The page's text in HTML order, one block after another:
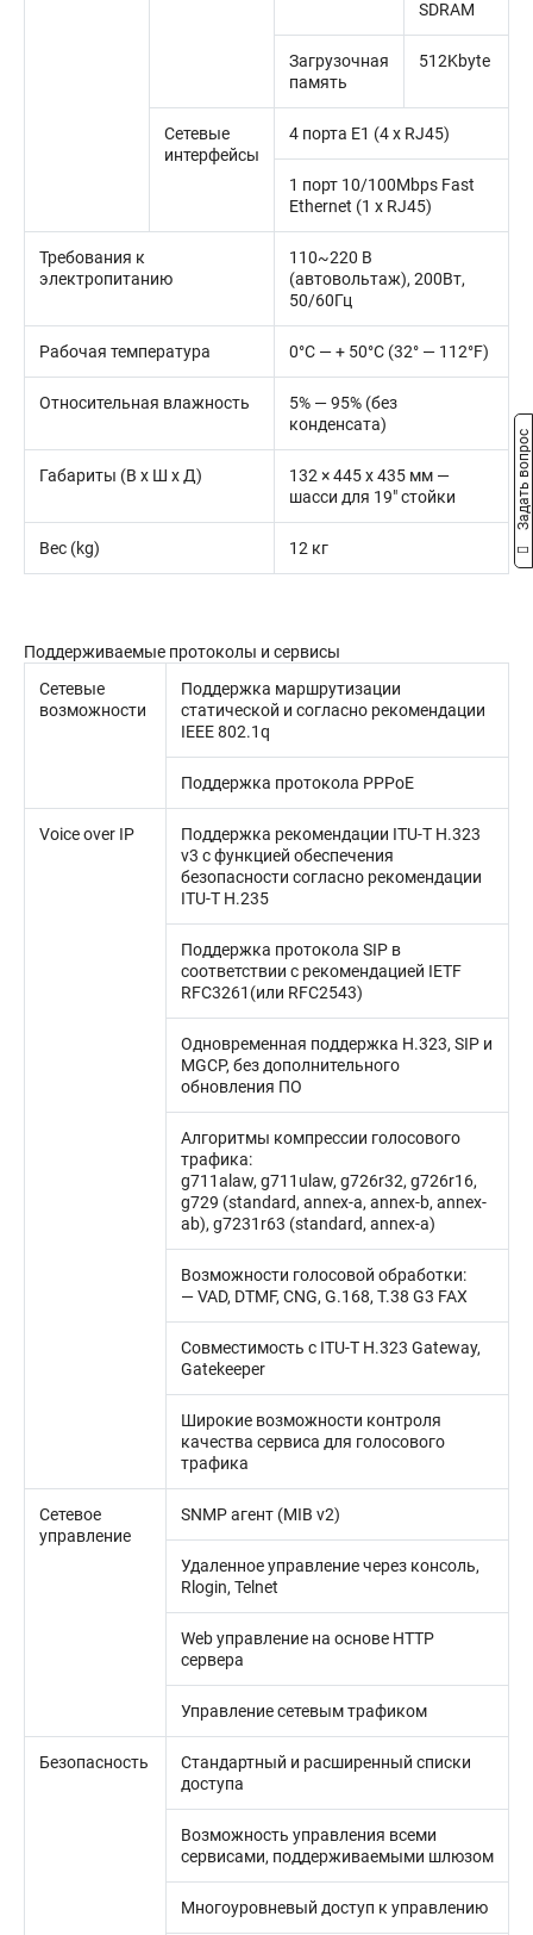
SDRAM
Загрузочная
память
512Kbyte
Сетевые
интерфейсы
4 порта E1 (4 x RJ45)
1 порт 10/100Mbps Fast
Ethernet (1 x RJ45)
Требования к
электропитанию
110~220 В
(автовольтаж), 200Вт,
50/60Гц
Рабочая температура 0°C — + 50°C (32° — 112°F)
Относительная влажность
5% — 95% (без
конденсата)
Габариты (В x Ш x Д)
132 × 445 x 435 мм —
шасси для 19" стойки
Вес (kg) 12 кг
Поддерживаемые протоколы и сервисы
Сетевые
возможности
Поддержка маршрутизации
статической и согласно рекомендации
IEEE 802.1q
Поддержка протокола PPPoE
Voice over IP
Поддержка рекомендации ITU-T H.323
v3 с функцией обеспечения
безопасности согласно рекомендации
ITU-T H.235
Поддержка протокола SIP в
соответствии с рекомендацией IETF
RFC3261(или RFC2543)
Одновременная поддержка H.323, SIP и
MGCP, без дополнительного
обновления ПО
Алгоритмы компрессии голосового
трафика:
g711alaw, g711ulaw, g726r32, g726r16,
g729 (standard, annex-a, annex-b, annex-
ab), g7231r63 (standard, annex-a)
Возможности голосовой обработки:
— VAD, DTMF, CNG, G.168, T.38 G3 FAX
Совместимость с ITU-T H.323 Gateway,
Gatekeeper
Широкие возможности контроля
качества сервиса для голосового
трафика
Сетевое
управление
SNMP агент (MIB v2)
Удаленное управление через консоль,
Rlogin, Telnet
Web управление на основе HTTP
сервера
Управление сетевым трафиком
Безопасность
Стандартный и расширенный списки
доступа
Возможность управления всеми
сервисами, поддерживаемыми шлюзом
Многоуровневый доступ к управлению
Задать вопрос